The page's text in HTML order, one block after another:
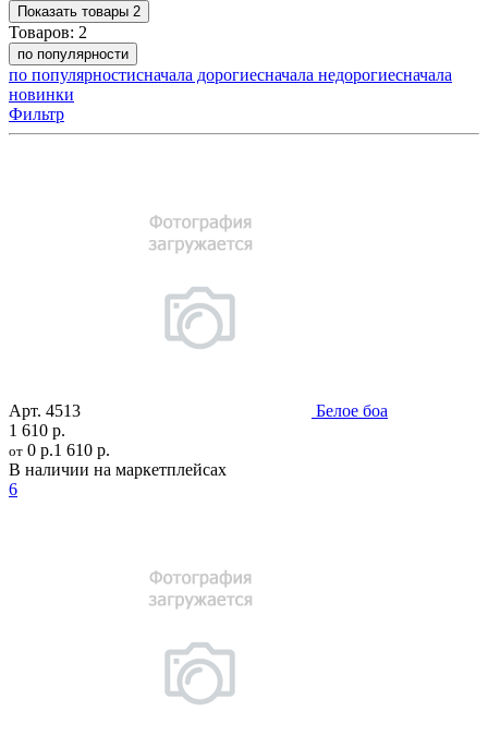
Показать товары 2
Товаров: 2
по популярности
по популярностисначала дорогиесначала недорогиесначала
новинки
Фильтр
Арт. 4513
Белое боа
1 610 р.
от 0 р.1 610 р.
В наличии на маркетплейсах
6